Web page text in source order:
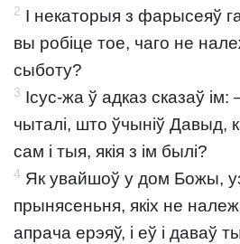
2 І некаторыя з фарысеяў
вы робіце тое, чаго не
сыботу?
3 Ісус-жа ў адказ сказаў
чыталі, што ўчыніў Давыд,
сам і тыя, якія з ім былі?
4 Як увайшоў у дом Божы,
прынясеньня, якіх не
апрача ерэяў, і еў і даваў